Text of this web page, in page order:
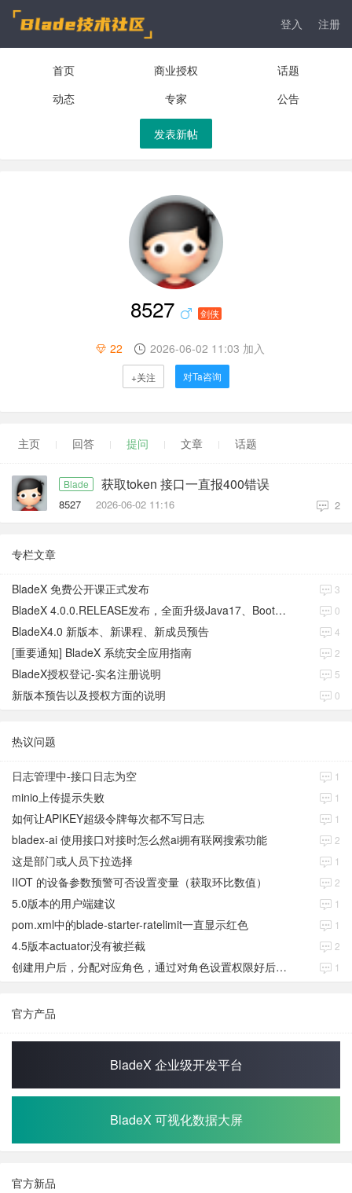
登入 注册
首页 商业授权
话题
动态
专家 公告
发表新帖
8527 剑侠
22 2026-06-02 11:03 加入
+关注 对Ta咨询
主页 回答 提问 文章 话题
Blade 获取token 接口一直报400错误
8527 2026-06-02 11:16 2
专栏文章
BladeX 免费公开课正式发布 3
BladeX 4.0.0.RELEASE发布，全面升级Java17、Boot3、Cloud2023 0
BladeX4.0 新版本、新课程、新成员预告 4
[重要通知] BladeX 系统安全应用指南 2
BladeX授权登记-实名注册说明 5
新版本预告以及授权方面的说明 0
热议问题
日志管理中-接口日志为空 1
minio上传提示失败 1
如何让APIKEY超级令牌每次都不写日志 1
bladex-ai 使用接口对接时怎么然ai拥有联网搜索功能 2
这是部门或人员下拉选择 1
IIOT 的设备参数预警可否设置变量（获取环比数值） 2
5.0版本的用户端建议 1
pom.xml中的blade-starter-ratelimit一直显示红色 1
4.5版本actuator没有被拦截 2
创建用户后，分配对应角色，通过对角色设置权限好后，登录当前用户后。查看不到当前已分配对应角色权限数据 1
官方产品
BladeX 企业级开发平台
BladeX 可视化数据大屏
官方新品